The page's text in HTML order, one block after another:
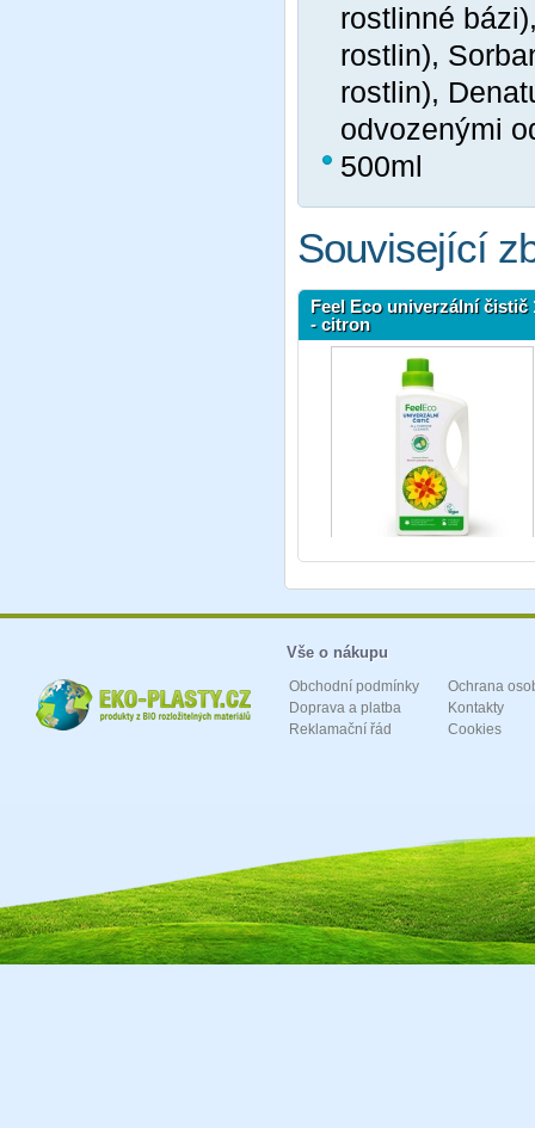
rostlinné
rostlin),
rostlin),
odvozenými
500ml
Související
Feel Eco univerzální čistič
- citron
Vše o nákupu
Obchodní podmínky
Doprava a platba
Reklamační řád
Ochrana
Kontakty
Cookies